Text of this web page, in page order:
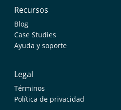
Recursos
Blog
Case Studies
Ayuda y soporte
Legal
Términos
Política de privacidad